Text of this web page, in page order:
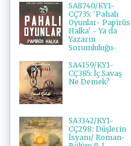
SA8740/KY1-
CÇ735: 'Pahalı
Oyunlar- Papirüs
Halka' - Ya da
Yazarın
Sorumluluğu-
SA4159/KY1-
CÇ385: İç Savaş
Ne Demek?
SA3342/KY1-
CÇ298: Düşlerin
İsyanı/ Roman-